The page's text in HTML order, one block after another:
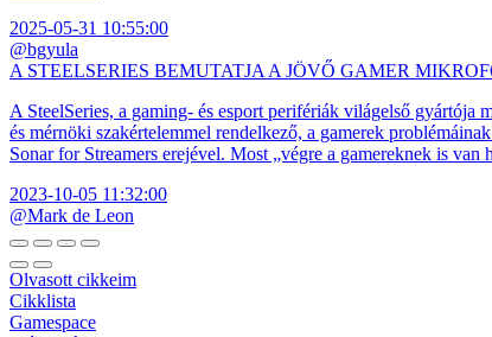
2025-05-31 10:55:00
@bgyula
A STEELSERIES BEMUTATJA A JÖVŐ GAMER
A SteelSeries, a gaming- és esport perifériák világelső gyártója
és mérnöki szakértelemmel rendelkező, a gamerek
Sonar for Streamers erejével. Most „végre a gamereknek is van
2023-10-05 11:32:00
@Mark de Leon
Olvasott cikkeim
Cikklista
Gamespace